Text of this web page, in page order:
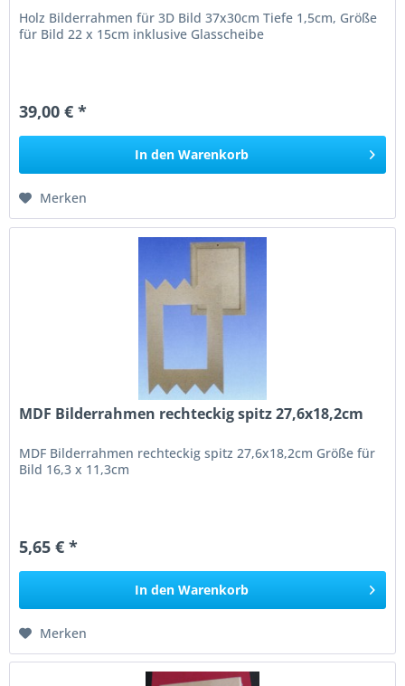
Holz Bilderrahmen für 3D Bild 37x30cm Tiefe 1,5cm, Größe
für Bild 22 x 15cm inklusive Glasscheibe
39,00 € *
In den Warenkorb
Merken
MDF Bilderrahmen rechteckig spitz 27,6x18,2cm
MDF Bilderrahmen rechteckig spitz 27,6x18,2cm Größe für
Bild 16,3 x 11,3cm
5,65 € *
In den Warenkorb
Merken